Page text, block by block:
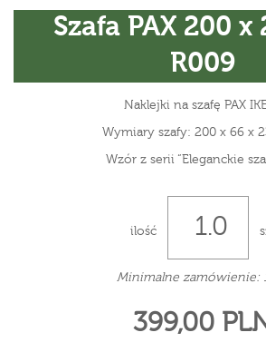
Szafa PAX 200 x
R009
Naklejki na szafę PAX
Wymiary szafy: 200 x 66 x
Wzór z serii “Eleganckie
ilość
Minimalne zamówienie:
399,00